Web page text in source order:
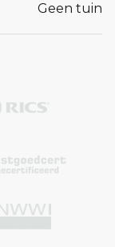
Geen tuin